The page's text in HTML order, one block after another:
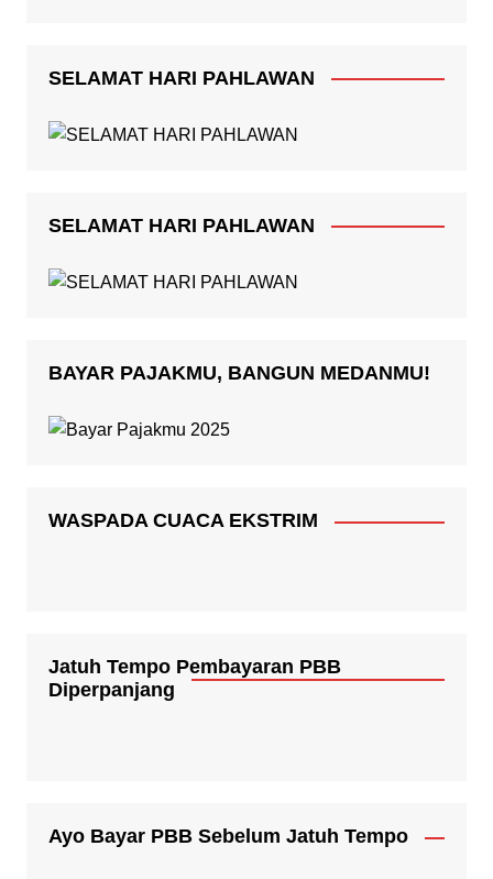
SELAMAT HARI PAHLAWAN
SELAMAT HARI PAHLAWAN
BAYAR PAJAKMU, BANGUN MEDANMU!
WASPADA CUACA EKSTRIM
Jatuh Tempo Pembayaran PBB
Diperpanjang
Ayo Bayar PBB Sebelum Jatuh Tempo